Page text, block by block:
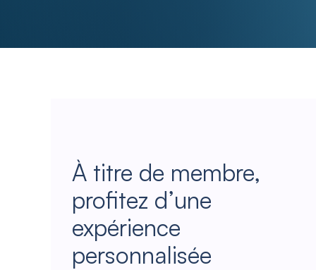
À titre de membre,
profitez d’une
expérience
personnalisée